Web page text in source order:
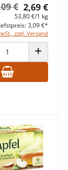
2,69 €
€
53,80 €/1 kg
zzgl. Versand
3,09 €*
ANZAHL